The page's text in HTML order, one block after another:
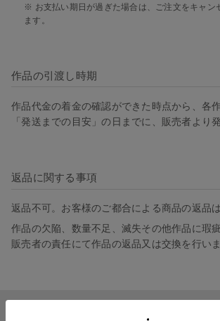
※ お支払い期日が過ぎた場合は、ご注文をキャン
ます。
作品の引渡し時期
作品代金の着金の確認ができた時点から、各
「発送までの目安」の日までに、販売者より
返品に関する事項
返品不可。お客様のご都合による商品の返品
作品の欠陥、数量不足、滅失その他作品に瑕
販売者の責任にて作品の返品又は交換を行いま